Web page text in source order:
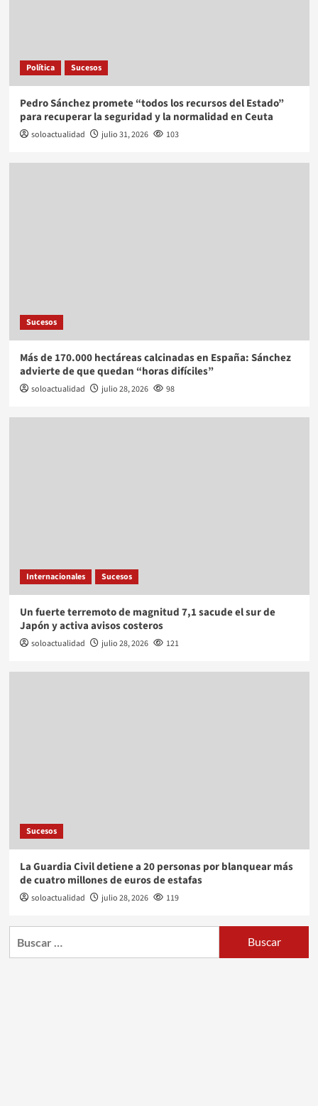
Política Sucesos
Pedro Sánchez promete “todos los recursos del Estado”
para recuperar la seguridad y la normalidad en Ceuta
soloactualidad julio 31, 2026 103
Sucesos
Más de 170.000 hectáreas calcinadas en España: Sánchez
advierte de que quedan “horas difíciles”
soloactualidad julio 28, 2026 98
Internacionales Sucesos
Un fuerte terremoto de magnitud 7,1 sacude el sur de
Japón y activa avisos costeros
soloactualidad julio 28, 2026 121
Sucesos
La Guardia Civil detiene a 20 personas por blanquear más
de cuatro millones de euros de estafas
soloactualidad julio 28, 2026 119